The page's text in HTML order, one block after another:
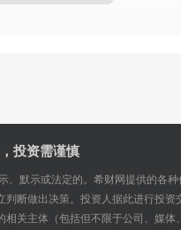
投资需谨慎
默示或法定的。希财网提供的各
断做出决策。投资人据此进行投资
关主体（包括但不限于公司、媒体